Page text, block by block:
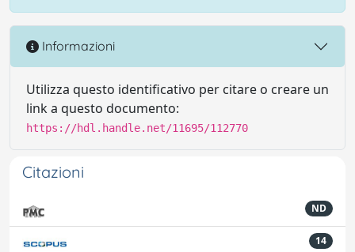
Informazioni
Utilizza questo identificativo per citare o creare un
link a questo documento:
https://hdl.handle.net/11695/112770
Citazioni
ND
14